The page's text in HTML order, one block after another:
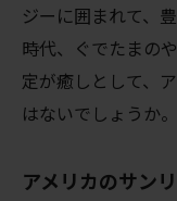
ジーに囲まれて、
時代、ぐでたまの
定が癒しとして、
はないでしょうか
アメリカのサン